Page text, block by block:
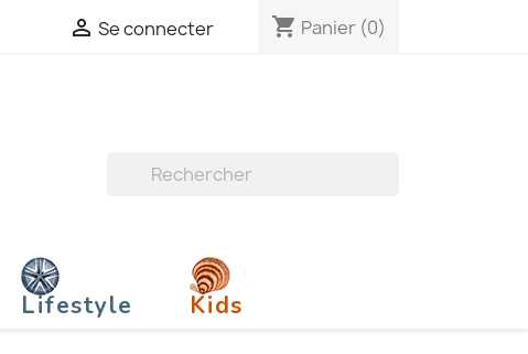
 Se connecter shopping_cart Panier (0)
Lifestyle Kids